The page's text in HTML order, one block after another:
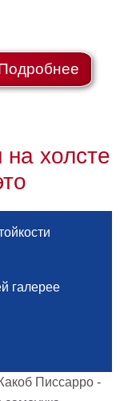
холсте
галерее
Писсарро -